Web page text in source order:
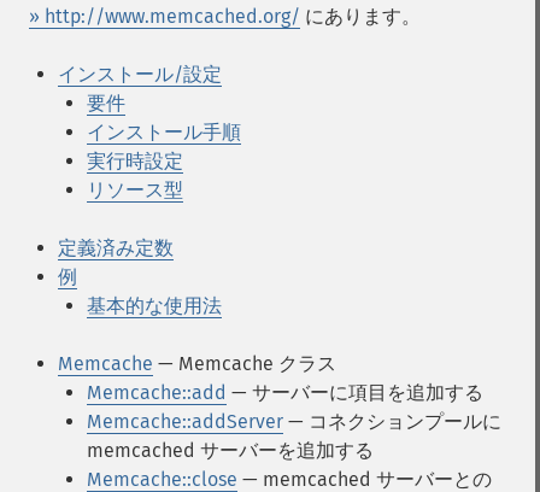
» http://www.memcached.org/ にあります。
インストール/設定
要件
インストール手順
実行時設定
リソース型
定義済み定数
例
基本的な使用法
Memcache — Memcache クラス
Memcache::add — サーバーに項目を追加する
Memcache::addServer — コネクションプールに
memcached サーバーを追加する
Memcache::close — memcached サーバーとの